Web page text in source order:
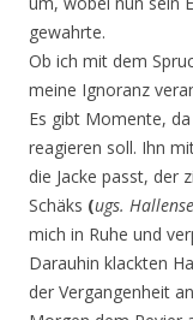
gewahrte.
Ob ich mit dem
meine Ignoranz
Es gibt Momente,
reagieren soll. Ihn
die Jacke passt, der
Schäks (ugs.
mich in Ruhe und
Darauhin klackten
der Vergangenheit